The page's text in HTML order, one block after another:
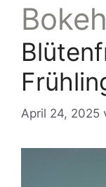
Bokeh
April 24, 2025